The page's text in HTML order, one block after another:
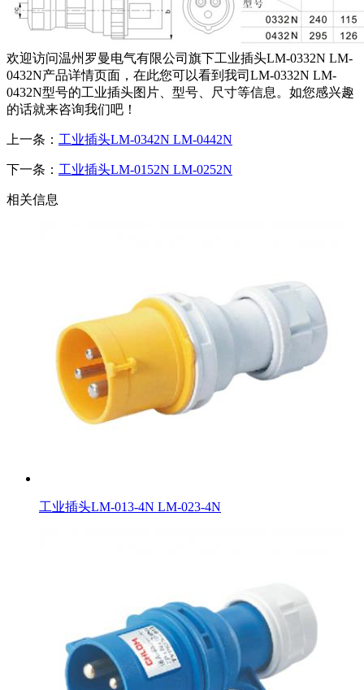
欢迎访问温州罗曼电气有限公司旗下工业插头LM-0332N LM-
0432N产品详情页面，在此您可以看到我司LM-0332N LM-
0432N型号的工业插头图片、型号、尺寸等信息。如您感兴趣
的话就来咨询我们吧！
上一条： 工业插头LM-0342N LM-0442N
下一条： 工业插头LM-0152N LM-0252N
相关信息
工业插头LM-013-4N LM-023-4N